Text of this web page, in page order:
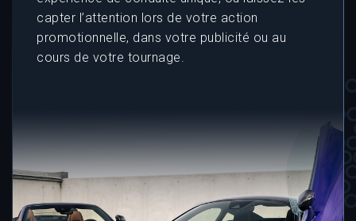
capter l’attention lors de votre action
promotionnelle, dans votre publicité ou au
cours de votre tournage.